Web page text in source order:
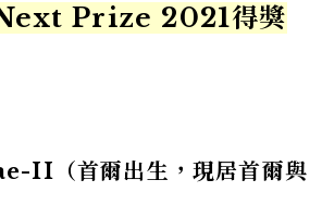
Prize 2021得獎
II （首爾出生，現居首爾與